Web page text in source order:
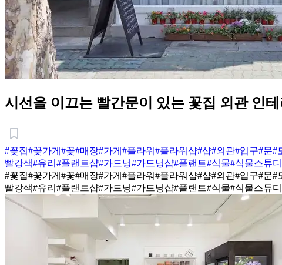
시선을 이끄는 빨간문이 있는 꽃집 외관 인테
#꽃집#꽃가게 #꽃#매장#가게 #플라워#플라워샵#샵#외관#입구#문#
빨강색#유리 #플랜트샵#가드닝#가드닝샵#플랜트#식물#식물스튜
#꽃집#꽃가게 #꽃#매장#가게 #플라워#플라워샵#샵#외관#입구#문#
빨강색#유리 #플랜트샵#가드닝#가드닝샵#플랜트#식물#식물스튜